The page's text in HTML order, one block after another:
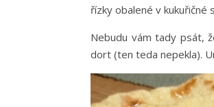
řízky obalené v kukuřičné
Nebudu vám tady psát,
dort (ten teda nepekla).